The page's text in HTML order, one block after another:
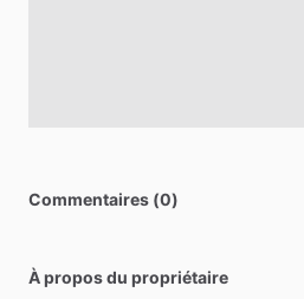
Commentaires (0)
À propos du propriétaire